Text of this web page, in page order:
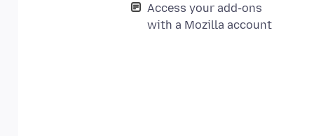
Access your add-ons
with a Mozilla account